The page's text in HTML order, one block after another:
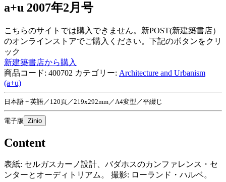
a+u 2007年2月号
こちらのサイトでは購入できません。新POST(新建築書店）
のオンラインストアでご購入ください。下記のボタンをクリ
ック
新建築書店から購入
商品コード: 400702 カテゴリー: Architecture and Urbanism
(a+u)
日本語 + 英語／120頁／219x292mm／A4変型／平綴じ
電子版 Zinio
Content
表紙: セルガスカーノ設計、バダホスのカンファレンス・セ
ンターとオーディトリアム。 撮影: ローランド・ハルベ。